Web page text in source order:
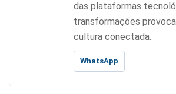
das plataformas
transformações
cultura conectada.
WhatsApp